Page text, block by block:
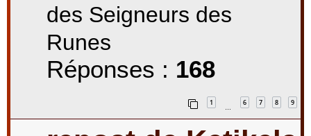
des Seigneurs des
Runes
Réponses : 168
1 6 7 8 9